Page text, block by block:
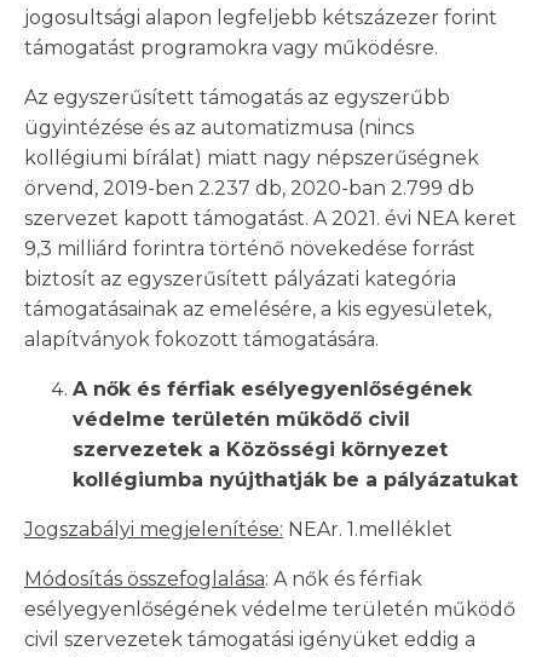
jogosultsági alapon legfeljebb kétszázezer forint
támogatást programokra vagy működésre.
Az egyszerűsített támogatás az egyszerűbb
ügyintézése és az automatizmusa (nincs
kollégiumi bírálat) miatt nagy népszerűségnek
örvend, 2019-ben 2.237 db, 2020-ban 2.799 db
szervezet kapott támogatást. A 2021. évi NEA keret
9,3 milliárd forintra történő növekedése forrást
biztosít az egyszerűsített pályázati kategória
támogatásainak az emelésére, a kis egyesületek,
alapítványok fokozott támogatására.
A nők és férfiak esélyegyenlőségének
védelme területén működő civil
szervezetek a Közösségi környezet
kollégiumba nyújthatják be a pályázatukat
Jogszabályi megjelenítése: NEAr. 1.melléklet
Módosítás összefoglalása: A nők és férfiak
esélyegyenlőségének védelme területén működő
civil szervezetek támogatási igényüket eddig a